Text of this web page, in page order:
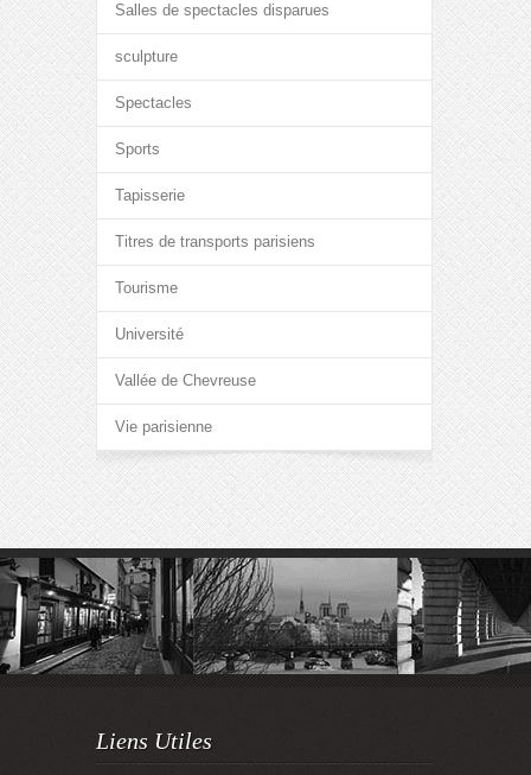
Salles de spectacles disparues
sculpture
Spectacles
Sports
Tapisserie
Titres de transports parisiens
Tourisme
Université
Vallée de Chevreuse
Vie parisienne
Liens Utiles